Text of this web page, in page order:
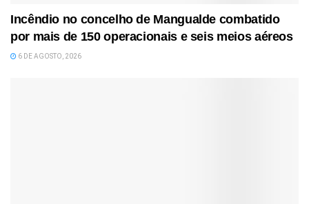
Incêndio no concelho de Mangualde combatido
por mais de 150 operacionais e seis meios aéreos
6 DE AGOSTO, 2026